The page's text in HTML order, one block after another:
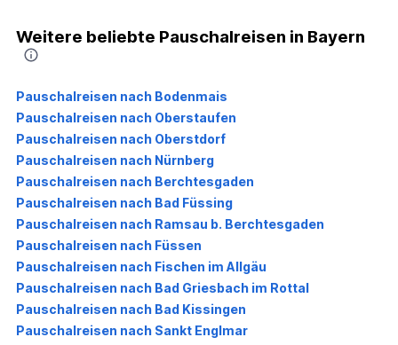
Weitere beliebte Pauschalreisen in Bayern
Pauschalreisen nach Bodenmais
Pauschalreisen nach Oberstaufen
Pauschalreisen nach Oberstdorf
Pauschalreisen nach Nürnberg
Pauschalreisen nach Berchtesgaden
Pauschalreisen nach Bad Füssing
Pauschalreisen nach Ramsau b. Berchtesgaden
Pauschalreisen nach Füssen
Pauschalreisen nach Fischen im Allgäu
Pauschalreisen nach Bad Griesbach im Rottal
Pauschalreisen nach Bad Kissingen
Pauschalreisen nach Sankt Englmar